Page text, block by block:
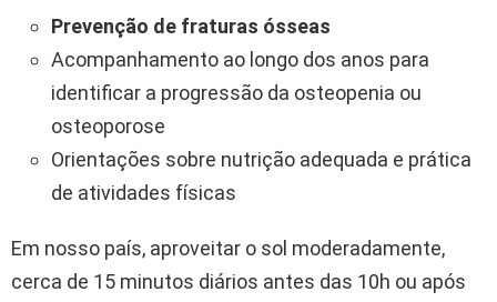
Prevenção de fraturas ósseas
Acompanhamento ao longo dos anos para
identificar a progressão da osteopenia ou
osteoporose
Orientações sobre nutrição adequada e prática
de atividades físicas
Em nosso país, aproveitar o sol moderadamente,
cerca de 15 minutos diários antes das 10h ou após